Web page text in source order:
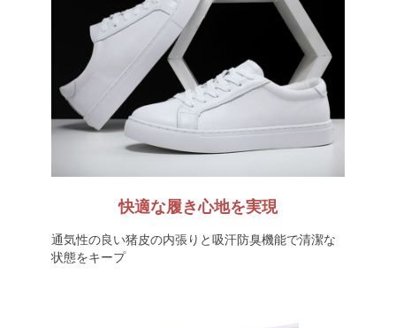
快適な履き心地を実現
通気性の良い猪皮の内張りと吸汗防臭機能で清潔な
状態をキープ